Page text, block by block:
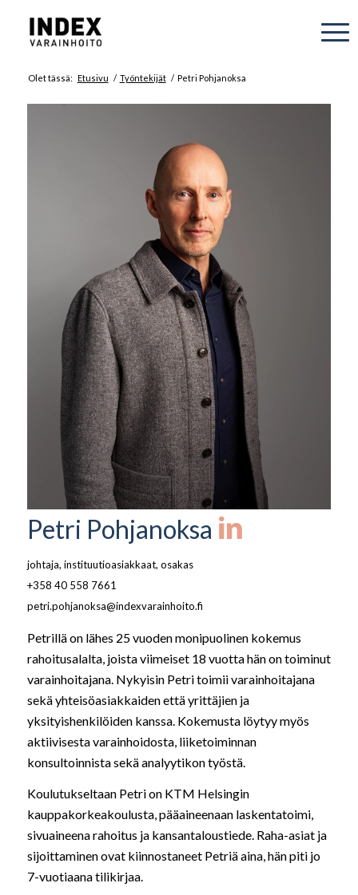
Olet tässä: Etusivu / Työntekijät / Petri Pohjanoksa
Petri Pohjanoksa
johtaja, instituutioasiakkaat, osakas
+358 40 558 7661
petri.pohjanoksa@indexvarainhoito.fi
Petrillä on lähes 25 vuoden monipuolinen kokemus
rahoitusalalta, joista viimeiset 18 vuotta hän on toiminut
varainhoitajana. Nykyisin Petri toimii varainhoitajana
sekä yhteisöasiakkaiden että yrittäjien ja
yksityishenkilöiden kanssa. Kokemusta löytyy myös
aktiivisesta varainhoidosta, liiketoiminnan
konsultoinnista sekä analyytikon työstä.
Koulutukseltaan Petri on KTM Helsingin
kauppakorkeakoulusta, pääaineenaan laskentatoimi,
sivuaineena rahoitus ja kansantaloustiede. Raha-asiat ja
sijoittaminen ovat kiinnostaneet Petriä aina, hän piti jo
7-vuotiaana tilikirjaa.